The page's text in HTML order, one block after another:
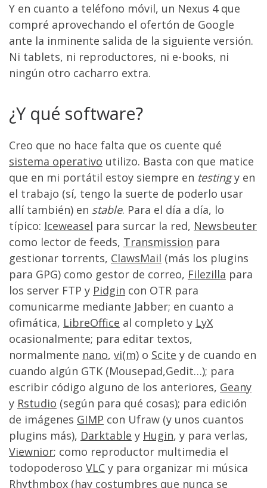
Y en cuanto a teléfono móvil, un Nexus 4 que
compré aprovechando el ofertón de Google
ante la inminente salida de la siguiente versión.
Ni tablets, ni reproductores, ni e-books, ni
ningún otro cacharro extra.
¿Y qué software?
Creo que no hace falta que os cuente qué
sistema operativo utilizo. Basta con que matice
que en mi portátil estoy siempre en testingy en
el trabajo (sí, tengo la suerte de poderlo usar
allí también) en stable. Para el día a día, lo
típico: Iceweasel para surcar la red, Newsbeuter
como lector de feeds, Transmission para
gestionar torrents, ClawsMail (más los plugins
para GPG) como gestor de correo, Filezilla para
los server FTP y Pidgin con OTR para
comunicarme mediante Jabber; en cuanto a
ofimática, LibreOffice al completo y LyX
ocasionalmente; para editar textos,
normalmente nano, vi(m) o Scite y de cuando en
cuando algún GTK (Mousepad,Gedit…); para
escribir código alguno de los anteriores, Geany
y Rstudio (según para qué cosas); para edición
de imágenes GIMP con Ufraw (y unos cuantos
plugins más), Darktable y Hugin, y para verlas,
Viewnior; como reproductor multimedia el
todopoderoso VLC y para organizar mi música
Rhythmbox (hay costumbres que nunca se